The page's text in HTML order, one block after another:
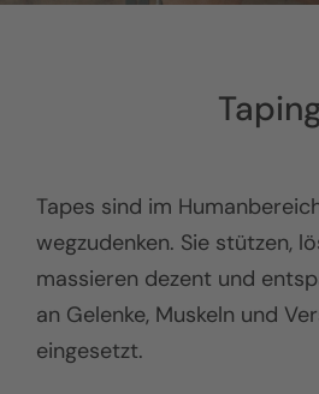
Tapes sind im
wegzudenken. Sie stützen,
massieren dezent und
an Gelenke, Muskeln und
eingesetzt.